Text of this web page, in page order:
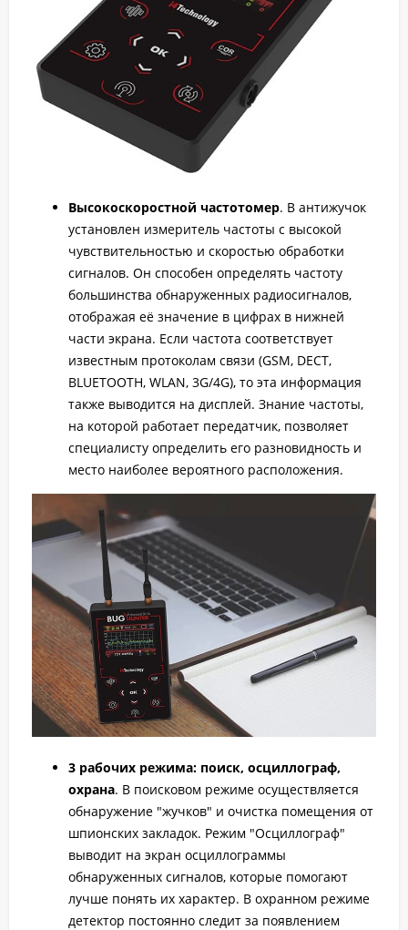
Высокоскоростной частотомер. В антижучок
установлен измеритель частоты с высокой
чувствительностью и скоростью обработки
сигналов. Он способен определять частоту
большинства обнаруженных радиосигналов,
отображая её значение в цифрах в нижней
части экрана. Если частота соответствует
известным протоколам связи (GSM, DECT,
BLUETOOTH, WLAN, 3G/4G), то эта информация
также выводится на дисплей. Знание частоты,
на которой работает передатчик, позволяет
специалисту определить его разновидность и
место наиболее вероятного расположения.
3 рабочих режима: поиск, осциллограф,
охрана. В поисковом режиме осуществляется
обнаружение "жучков" и очистка помещения от
шпионских закладок. Режим "Осциллограф"
выводит на экран осциллограммы
обнаруженных сигналов, которые помогают
лучше понять их характер. В охранном режиме
детектор постоянно следит за появлением